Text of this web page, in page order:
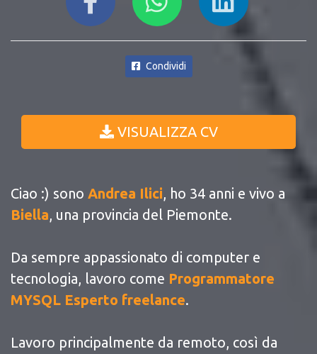
Condividi
VISUALIZZA CV
Ciao :) sono Andrea Ilici, ho 34 anni e vivo a
Biella, una provincia del Piemonte.
Da sempre appassionato di computer e
tecnologia, lavoro come Programmatore
MYSQL Esperto freelance.
Lavoro principalmente da remoto, così da